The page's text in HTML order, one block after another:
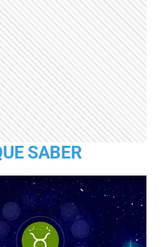
SABER